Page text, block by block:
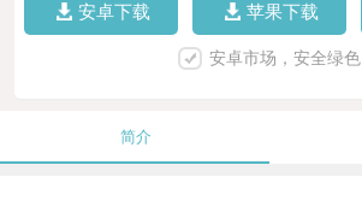
安卓下载 苹果下载
安卓市场，安全绿色
简介